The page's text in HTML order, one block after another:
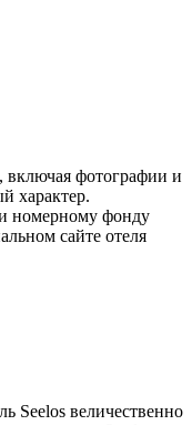
включая фотографии и
характер.
номерному фонду
сайте отеля
Seelos величественно